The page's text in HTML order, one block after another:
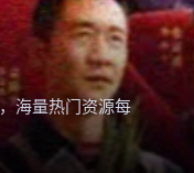
海量热门资源每